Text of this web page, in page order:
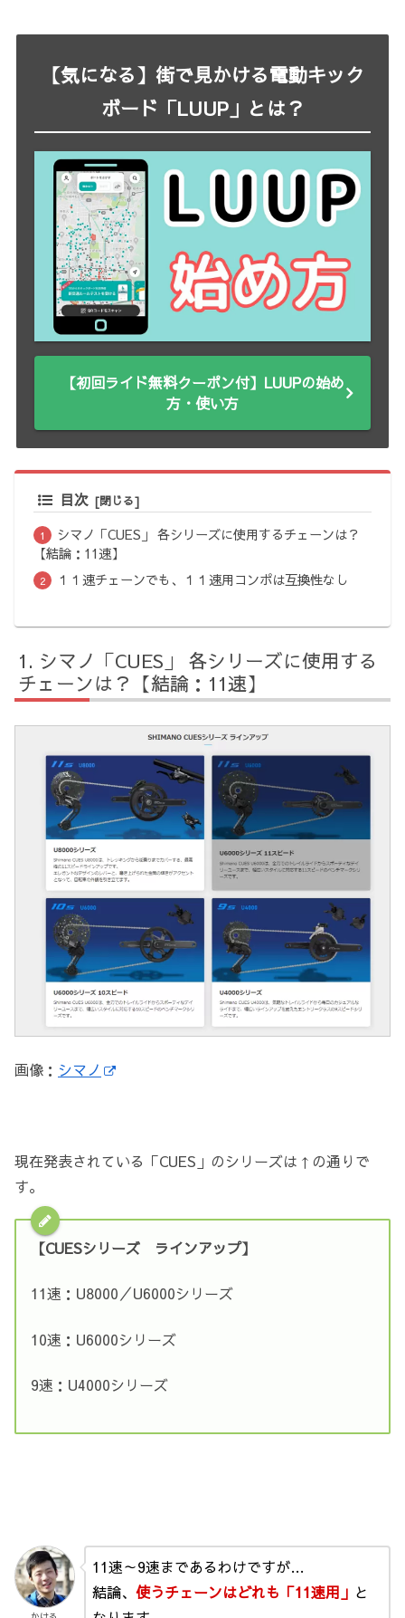
【気になる】街で見かける電動キック
ボード「LUUP」とは？
【初回ライド無料クーポン付】LUUPの始め
方・使い方
目次
シマノ「CUES」 各シリーズに使用するチェーンは？
【結論：11速】
１１速チェーンでも、１１速用コンポは互換性なし
シマノ「CUES」 各シリーズに使用する
チェーンは？【結論：11速】
画像： シマノ
現在発表されている「CUES」のシリーズは↑の通りで
す。
【CUESシリーズ ラインアップ】
11速：U8000／U6000シリーズ
10速：U6000シリーズ
9速：U4000シリーズ
11速～9速まであるわけですが…
結論、 使うチェーンはどれも「11速用」 と